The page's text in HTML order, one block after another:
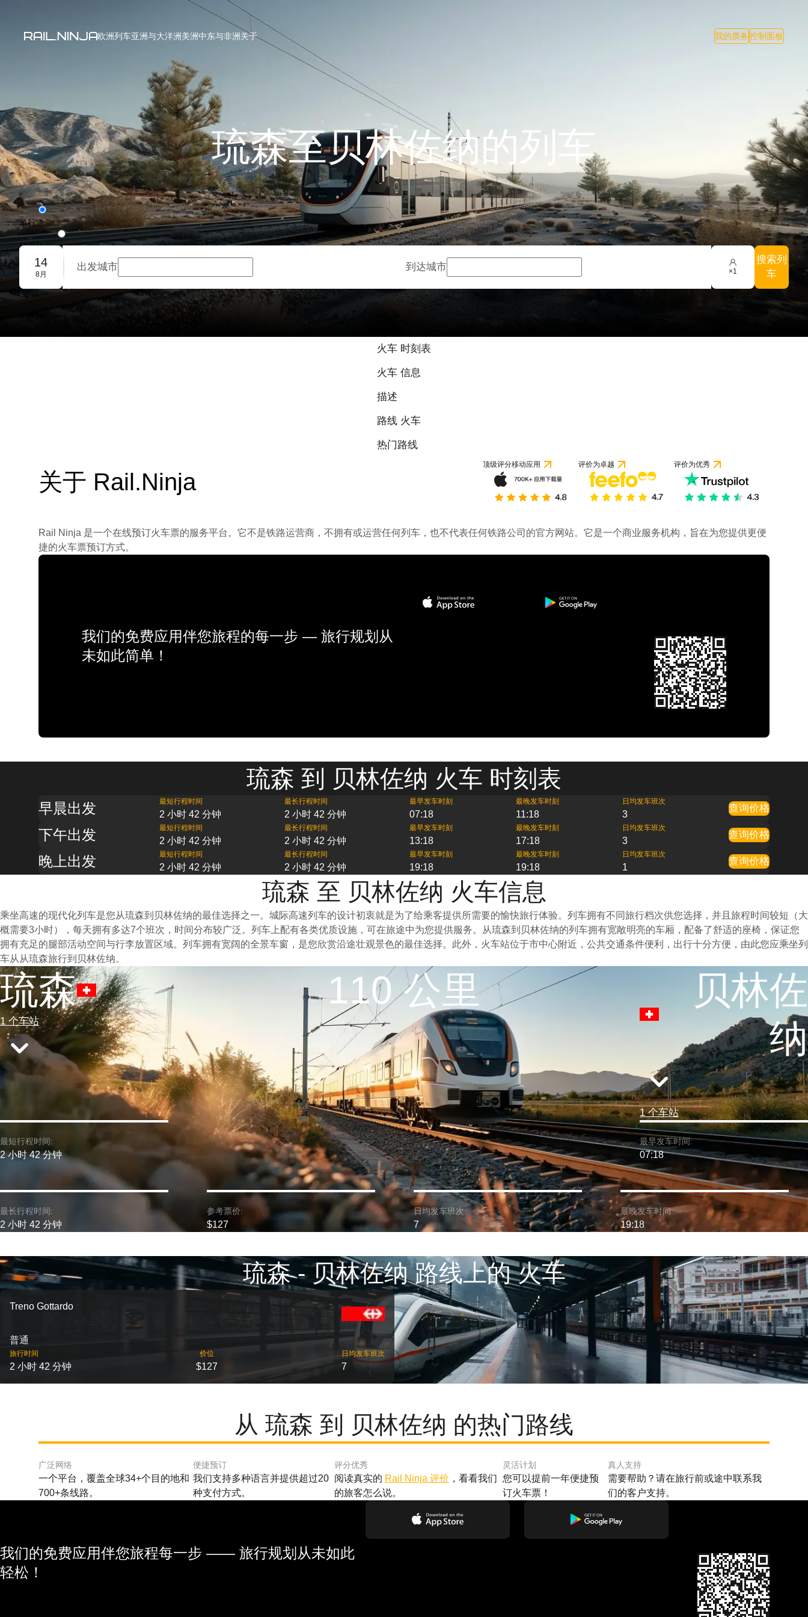
欧洲列车亚洲与大洋洲美洲中东与非洲关于 我的票务控制面板
琉森至贝林佐纳的列车
单行道
往返旅程
团体预订
14
8月
出发城市 到达城市 ×1
搜索列
车
火车 时刻表
火车 信息
描述
路线 火车
热门路线
关于 Rail.Ninja
顶级评分移动应用 评价为卓越 评价为优秀
Rail Ninja 是一个在线预订火车票的服务平台。它不是铁路运营商，不拥有或运营任何列车，也不代表任何铁路公司的官方网站。它是一个商业服务机构，旨在为您提供更便
捷的火车票预订方式。
我们的免费应用伴您旅程的每一步 — 旅行规划从
未如此简单！
琉森 到 贝林佐纳 火车 时刻表
早晨出发 最短行程时间
2 小时 42 分钟
最长行程时间
2 小时 42 分钟
最早发车时刻
07:18
最晚发车时刻
11:18
日均发车班次
3
查询价格
下午出发 最短行程时间
2 小时 42 分钟
最长行程时间
2 小时 42 分钟
最早发车时刻
13:18
最晚发车时刻
17:18
日均发车班次
3
查询价格
晚上出发 最短行程时间
2 小时 42 分钟
最长行程时间
2 小时 42 分钟
最早发车时刻
19:18
最晚发车时刻
19:18
日均发车班次
1
查询价格
琉森 至 贝林佐纳 火车信息
乘坐高速的现代化列车是您从琉森到贝林佐纳的最佳选择之一。城际高速列车的设计初衷就是为了给乘客提供所需要的愉快旅行体验。列车拥有不同旅行档次供您选择，并且旅程时间较短（大
概需要3小时），每天拥有多达7个班次，时间分布较广泛。列车上配有各类优质设施，可在旅途中为您提供服务。从琉森到贝林佐纳的列车拥有宽敞明亮的车厢，配备了舒适的座椅，保证您
拥有充足的腿部活动空间与行李放置区域。列车拥有宽阔的全景车窗，是您欣赏沿途壮观景色的最佳选择。此外，火车站位于市中心附近，公共交通条件便利，出行十分方便，由此您应乘坐列
车从从琉森旅行到贝林佐纳。
琉森
1 个车站
110 公里
贝林佐
纳
1 个车站
最短行程时间:
2 小时 42 分钟
最早发车时间:
07:18
最长行程时间:
2 小时 42 分钟
参考票价:
$127
日均发车班次:
7
最晚发车时间:
19:18
琉森 - 贝林佐纳 路线上的 火车
Treno Gottardo
普通
旅行时间
2 小时 42 分钟
价位
$127
日均发车班次
7
从 琉森 到 贝林佐纳 的热门路线
广泛网络
一个平台，覆盖全球34+个目的地和
700+条线路。
便捷预订
我们支持多种语言并提供超过20
种支付方式。
评分优秀
阅读真实的 Rail Ninja 评价 ，看看我们
的旅客怎么说。
灵活计划
您可以提前一年便捷预
订火车票！
真人支持
需要帮助？请在旅行前或途中联系我
们的客户支持。
我们的免费应用伴您旅程每一步 —— 旅行规划从未如此
轻松！